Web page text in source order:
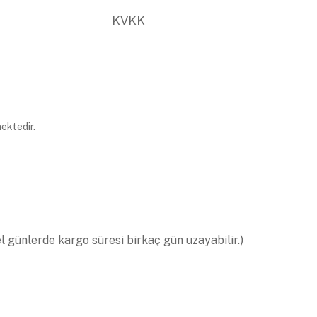
KVKK
günlerde kargo süresi birkaç gün uzayabilir.)